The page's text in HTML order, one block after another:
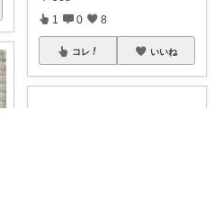
1 0 8
コレ いいね